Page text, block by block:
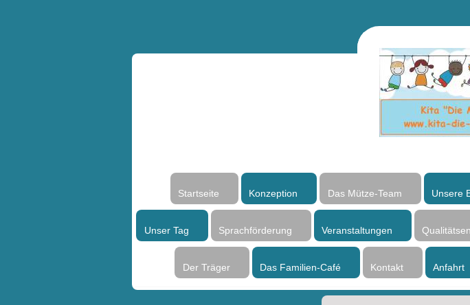
Startseite Konzeption Das Mütze-Team Unsere
Unser Tag Sprachförderung Veranstaltungen
Der Träger Das Familien-Café Kontakt Anfahrt